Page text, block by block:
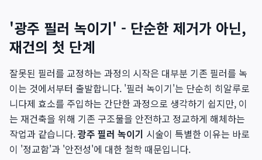
'광주 필러 녹이기' - 단순한 제거가 아닌,
재건의 첫 단계
잘못된 필러를 교정하는 과정의 시작은 대부분 기존 필러를 녹
이는 것에서부터 출발합니다. '필러 녹이기'는 단순히 히알루로
니다제 효소를 주입하는 간단한 과정으로 생각하기 쉽지만, 이
는 재건축을 위해 기존 구조물을 안전하고 정교하게 해체하는
작업과 같습니다.광주 필러 녹이기 시술이 특별한 이유는 바로
이 '정교함'과 '안전성'에 대한 철학 때문입니다.